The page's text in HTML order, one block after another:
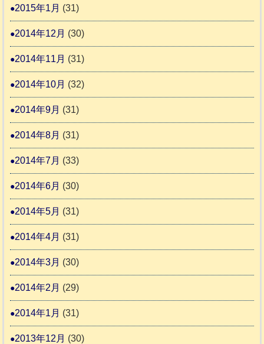
2015年1月 (31)
2014年12月 (30)
2014年11月 (31)
2014年10月 (32)
2014年9月 (31)
2014年8月 (31)
2014年7月 (33)
2014年6月 (30)
2014年5月 (31)
2014年4月 (31)
2014年3月 (30)
2014年2月 (29)
2014年1月 (31)
2013年12月 (30)